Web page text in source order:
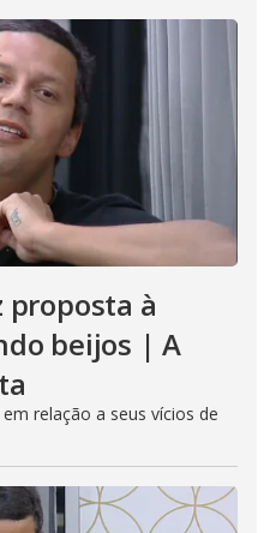
proposta à
beijos | A
relação a seus vícios de